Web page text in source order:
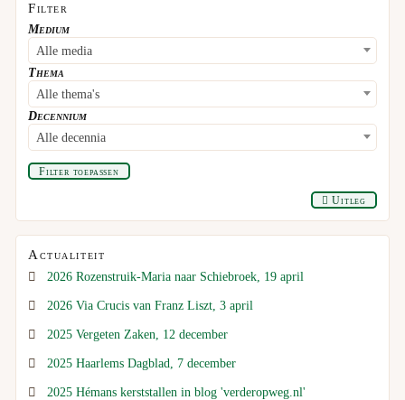
Filter
Medium
Alle media
Thema
Alle thema's
Decennium
Alle decennia
Filter toepassen
Uitleg
Actualiteit
2026 Rozenstruik-Maria naar Schiebroek, 19 april
2026 Via Crucis van Franz Liszt, 3 april
2025 Vergeten Zaken, 12 december
2025 Haarlems Dagblad, 7 december
2025 Hémans kerststallen in blog 'verderopweg.nl'